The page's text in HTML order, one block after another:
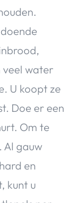
veel water
U koopt ze
Doe er een
Om te
Al gauw
en
kunt u